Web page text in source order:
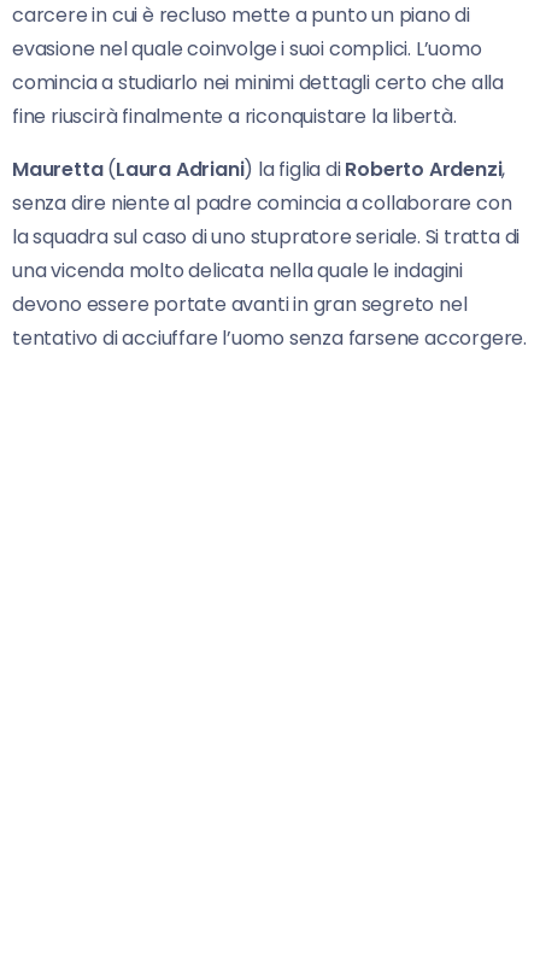
carcere in cui è recluso mette a punto un piano di
evasione nel quale coinvolge i suoi complici. L’uomo
comincia a studiarlo nei minimi dettagli certo che alla
fine riuscirà finalmente a riconquistare la libertà.
Mauretta(Laura Adriani) la figlia diRoberto Ardenzi,
senza dire niente al padre comincia a collaborare con
la squadra sul caso di uno stupratore seriale. Si tratta di
una vicenda molto delicata nella quale le indagini
devono essere portate avanti in gran segreto nel
tentativo di acciuffare l’uomo senza farsene accorgere.